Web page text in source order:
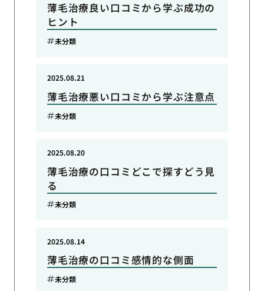
薄毛治療良い口コミから学ぶ成功の
ヒント
未分類
薄毛治療悪い口コミから学ぶ注意点
2025.08.21
未分類
薄毛治療の口コミどこで探すどう見
る
2025.08.20
未分類
薄毛治療の口コミ感情的な側面
2025.08.14
未分類